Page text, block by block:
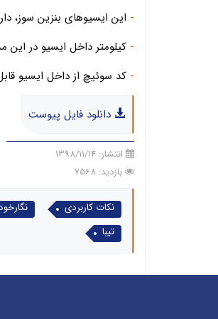
- این ایسیوهای بنزین سوز،
- کیلومتر داخل ایسیو در
- کد سوئیچ از داخل ایسیو
دانلود فایل پیوست
انتشار: 1398/11/14
بازدید: 7568
نکات کاربردی
تیبا